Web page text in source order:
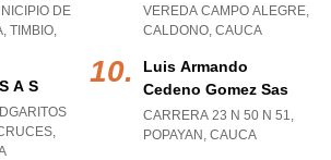
DE
, TIMBIO,
A S
,
VEREDA CAMPO ALEGRE,
CALDONO, CAUCA
Luis Armando
Cedeno Gomez Sas
CARRERA 23 N 50 N 51,
POPAYAN , CAUCA